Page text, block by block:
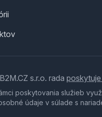
s.r.o. rada
poskytovania služieb
údaje v súlade s